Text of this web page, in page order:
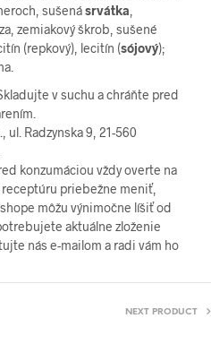
sušenásrvátka
zemiakový škrob, sušené
(repkový), lecitín (sójový);
v suchu a chráňte pred
ul. Radzynska 9, 21-560
konzumáciou vždy overte na
priebežne meniť,
môžu výnimočne líšiť od
aktuálne zloženie
nás e-mailom a radi vám ho
NEXT PRODUCT